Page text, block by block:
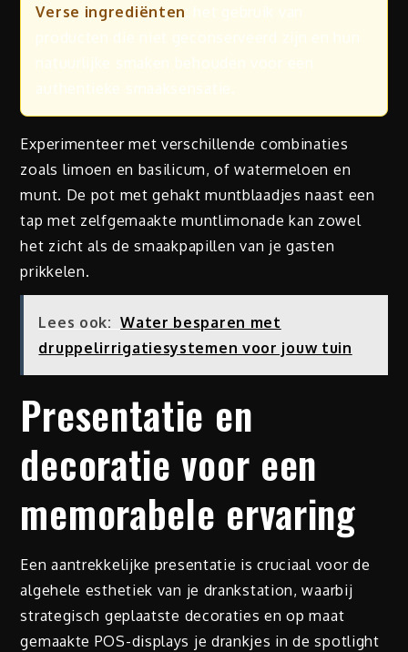
Verse ingrediënten
Experimenteer met verschillende combinaties
zoals limoen en basilicum, of watermeloen en
munt. De pot met gehakt muntblaadjes naast een
tap met zelfgemaakte muntlimonade kan zowel
het zicht als de smaakpapillen van je gasten
prikkelen.
Lees ook: Water besparen met
druppelirrigatiesystemen voor jouw tuin
Presentatie en
decoratie voor een
memorabele ervaring
Een aantrekkelijke presentatie is cruciaal voor de
algehele esthetiek van je drankstation, waarbij
strategisch geplaatste decoraties en op maat
gemaakte POS-displays je drankjes in de spotlight